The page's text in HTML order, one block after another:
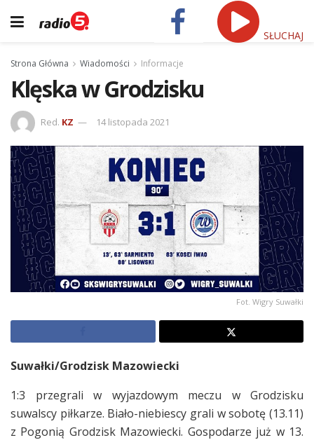
SŁUCHAJ
Strona Główna Wiadomości Informacje
Klęska w Grodzisku
Red. KZ 14 listopada 2021
Fot. Wigry Suwałki
Suwałki/Grodzisk Mazowiecki
1:3 przegrali w wyjazdowym meczu w Grodzisku
suwalscy piłkarze. Biało-niebiescy grali w sobotę (13.11)
z Pogonią Grodzisk Mazowiecki. Gospodarze już w 13.